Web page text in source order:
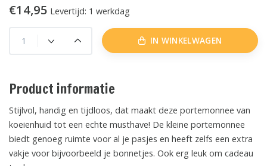
€14,95 Levertijd: 1 werkdag
IN WINKELWAGEN
Product informatie
Stijlvol, handig en tijdloos, dat maakt deze portemonnee van
koeienhuid tot een echte musthave! De kleine portemonnee
biedt genoeg ruimte voor al je pasjes en heeft zelfs een extra
vakje voor bijvoorbeeld je bonnetjes. Ook erg leuk om cadeau